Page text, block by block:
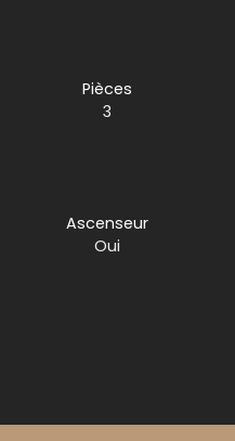
Pièces
3
Ascenseur
Oui